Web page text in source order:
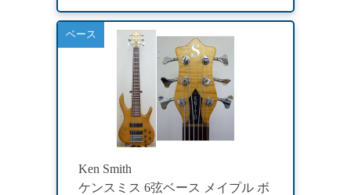
ベース
Ken Smith
ケンスミス 6弦ベース メイプル ボ